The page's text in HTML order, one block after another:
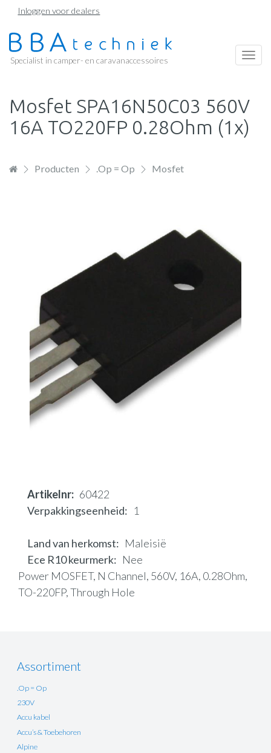
Overslaan
naar
de
Inloggen voor dealers
Specialist in camper- en caravanaccessoires
Mosfet SPA16N50C03 560V
16A TO220FP 0.28Ohm (1x)
Producten .Op = Op Mosfet
Artikelnr
60422
Verpakkingseenheid
1
Land van herkomst
Maleisië
Ece R10 keurmerk
Nee
Power MOSFET, N Channel, 560V, 16A, 0.28Ohm,
TO-220FP, Through Hole
Assortiment
.Op = Op
230V
Accu kabel
Accu’s & Toebehoren
Alpine